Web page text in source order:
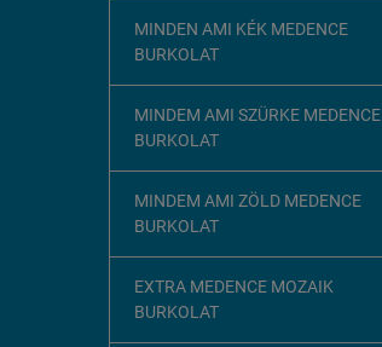
MINDEN AMI KÉK MEDENCE
BURKOLAT
MINDEM AMI SZÜRKE MEDENCE
BURKOLAT
MINDEM AMI ZÖLD MEDENCE
BURKOLAT
EXTRA MEDENCE MOZAIK
BURKOLAT